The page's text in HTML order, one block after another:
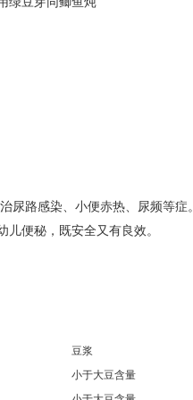
尿路感染 、小便赤热、 尿频等症
便秘，既安全又有良效。
豆浆
小于大豆含量